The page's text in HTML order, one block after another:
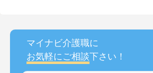
マイナビ介護職に
お気軽にご相談下さい！